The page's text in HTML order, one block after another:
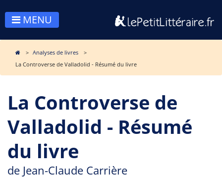
MENU
Analyses de livres
La Controverse de Valladolid - Résumé du livre
La Controverse de
Valladolid - Résumé
du livre
de Jean-Claude Carrière